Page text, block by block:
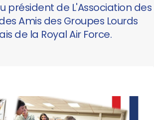
président de L'Association des
Amis des Groupes Lourds
de la Royal Air Force.